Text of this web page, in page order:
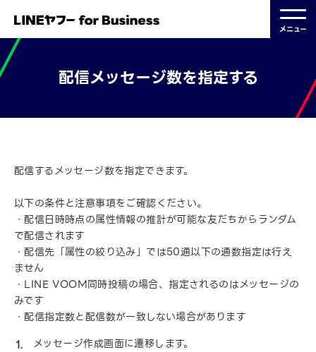
メニュー
配信メッセージ数を指定する
配信するメッセージ数を指定できます。
以下の条件と注意事項をご確認ください。
・配信日時時点の属性情報の推計が可能な友だちからランダム
で配信されます
・配信先「属性の絞り込み」では50通以下の通数指定は行え
ません
・LINE VOOM同時投稿の場合、指定されるのはメッセージの
みです
・配信指定数と配信数が一致しない場合があります
メッセージ作成画面に遷移します。